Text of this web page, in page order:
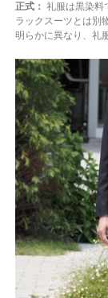
正式： 礼服は黒染料
ラックスーツとは別
明らかに異なり、礼